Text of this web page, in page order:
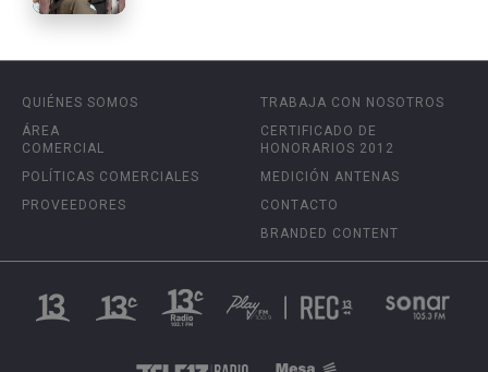
QUIÉNES SOMOS
ÁREA
COMERCIAL
POLÍTICAS COMERCIALES
PROVEEDORES
TRABAJA CON NOSOTROS
CERTIFICADO DE
HONORARIOS 2012
MEDICIÓN ANTENAS
CONTACTO
BRANDED CONTENT